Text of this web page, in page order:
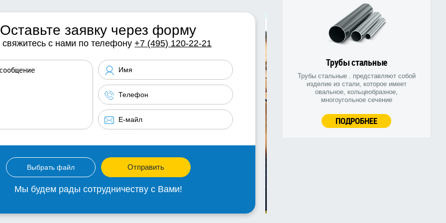
Трубы стальные
Трубы стальные . представляют собой
изделие из стали, которое имеет
овальное, кольцеобразное,
многоугольное сечение
ПОДРОБНЕЕ
Оставьте заявку через форму
свяжитесь с нами по телефону+7 (495) 120-22-21
Выбрать файл Отправить
Мы будем рады сотрудничеству с Вами!